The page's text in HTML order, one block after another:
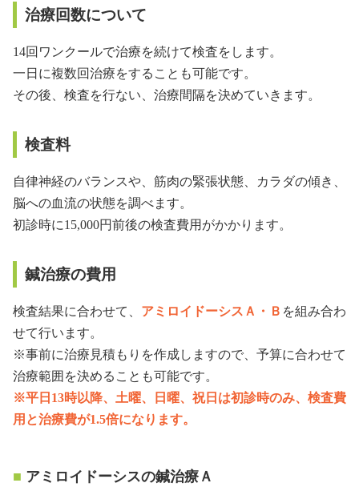
治療回数について
14回ワンクールで治療を続けて検査をします。
一日に複数回治療をすることも可能です。
その後、検査を行ない、治療間隔を決めていきます。
検査料
自律神経のバランスや、筋肉の緊張状態、カラダの傾き、
脳への血流の状態を調べます。
初診時に15,000円前後の検査費用がかかります。
鍼治療の費用
検査結果に合わせて、 アミロイドーシスＡ・Ｂ を組み合わ
せて行います。
※事前に治療見積もりを作成しますので、予算に合わせて
治療範囲を決めることも可能です。
※平日13時以降、土曜、日曜、祝日は初診時のみ、検査費
用と治療費が1.5倍になります。
アミロイドーシスの鍼治療Ａ